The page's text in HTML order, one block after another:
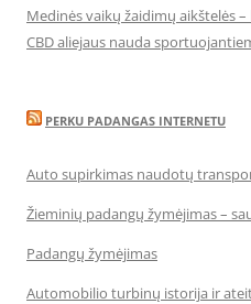
Medinės vaikų žaidimų aikštelės
CBD aliejaus nauda
PERKU PADANGAS INTERNETU
Auto supirkimas naudotų
Žieminių padangų žymėjimas –
Padangų žymėjimas
Automobilio turbinų istorija ir